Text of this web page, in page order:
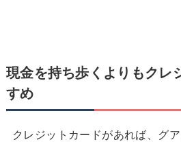
現金を持ち歩くよりもクレ
すめ
クレジットカードがあれば、グ